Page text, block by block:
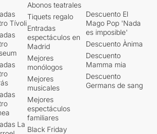
Tívoli
La
Abonos teatrales
Tiquets regalo
Entradas
espectáculos en
Madrid
Mejores
monólogos
Mejores
musicales
Mejores
espectáculos
familiares
Black Friday
Descuento El
Mago Pop 'Nada
es imposible'
Descuento Ànima
Descuento
Mamma mia
Descuento
Germans de sang